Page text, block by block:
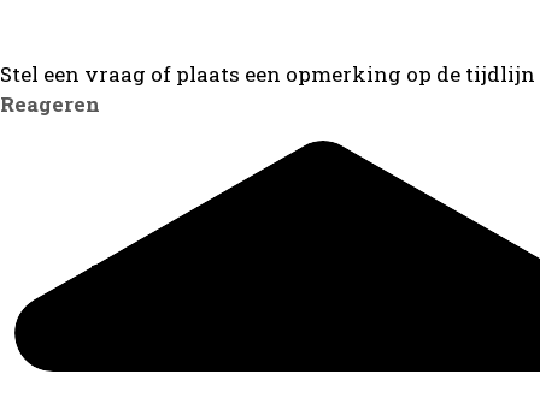
Stel een vraag of plaats een opmerking op de tijdlijn
Reageren